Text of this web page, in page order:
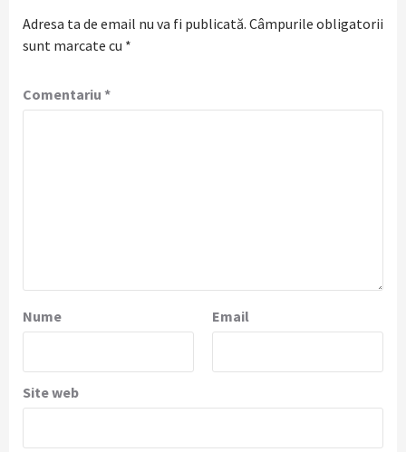
Adresa ta de email nu va fi publicată. Câmpurile obligatorii
sunt marcate cu *
Comentariu *
Nume Email
Site web